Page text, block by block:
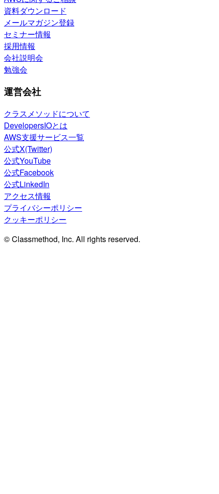
資料ダウンロード
メールマガジン登録
セミナー情報
採用情報
会社説明会
勉強会
運営会社
クラスメソッドについて
DevelopersIOとは
AWS支援サービス一覧
公式X(Twitter)
公式YouTube
公式Facebook
公式LinkedIn
アクセス情報
プライバシーポリシー
クッキーポリシー
© Classmethod, Inc. All rights reserved.